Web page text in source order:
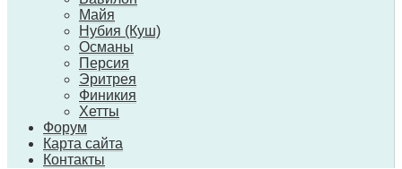
Майя
Нубия (Куш)
Османы
Персия
Эритрея
Финикия
Хетты
Форум
Карта сайта
Контакты